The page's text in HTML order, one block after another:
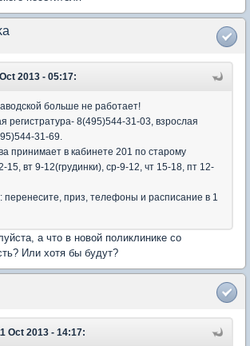
2013 - 05:17:
больше не работает!
регистратура- 8(495)544-31-03, взрослая
31-69.
принимает в кабинете 201 по старому
15, вт 9-12(грудинки), ср-9-12, чт 15-18, пт 12-
перенесите, приз, телефоны и расписание в 1
а что в новой поликлинике со
Или хотя бы будут?
Oct 2013 - 14:17: